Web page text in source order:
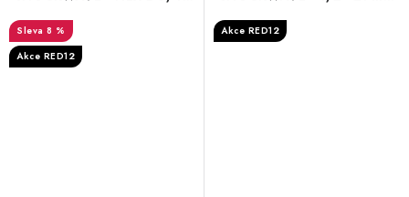
8 %
Akce RED12
Akce RED12